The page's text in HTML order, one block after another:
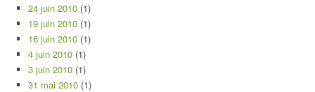
24 juin 2010 (1)
19 juin 2010 (1)
16 juin 2010 (1)
4 juin 2010 (1)
3 juin 2010 (1)
31 mai 2010 (1)